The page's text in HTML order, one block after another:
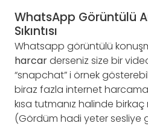
WhatsApp Görüntülü
Sıkıntısı
Whatsapp görüntülü
harcarderseniz size bir
“snapchat” i örnek
biraz fazla internet
kısa tutmanız halinde birkaç
(Gördüm hadi yeter sesliye